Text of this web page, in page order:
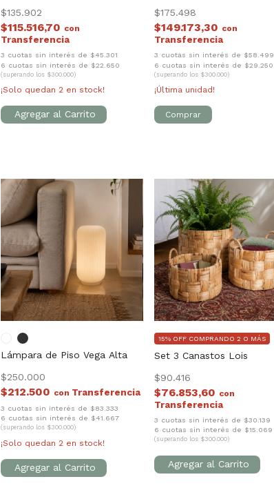
$135.902
$115.516,70 con
3 cuotas sin interés de $45.301
6 cuotas sin interés de $22.650
(superando los $300.000)
¡Solo quedan 2 en stock!
$175.498
$149.173,30 con
3 cuotas sin interés de $58.499
6 cuotas sin interés de $29.250
(superando los $300.000)
¡Última unidad!
Lámpara de Piso Vega Alta
$250.000
$212.500 con
3 cuotas sin interés de $83.333
6 cuotas sin interés de $41.667
(superando los $300.000)
¡Solo quedan 2 en stock!
Set 3 Canastos Lois
$90.416
15% OFF COMPRANDO 2 O MÁS
$76.853,60 con
3 cuotas sin interés de $30.139
6 cuotas sin interés de $15.069
(superando los $300.000)